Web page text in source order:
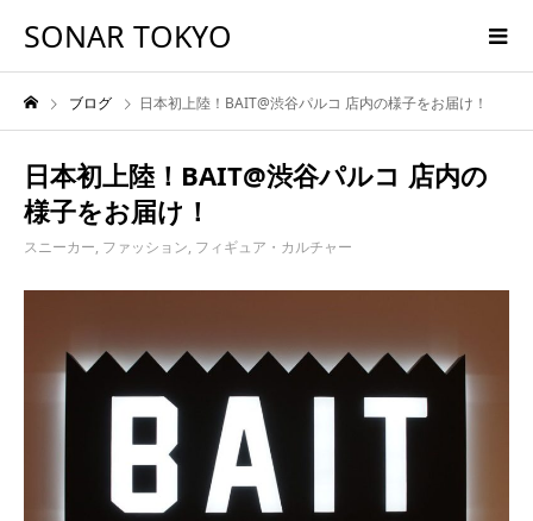
SONAR TOKYO
ブログ 日本初上陸！BAIT@渋谷パルコ 店内の様子をお届け！
日本初上陸！BAIT@渋谷パルコ 店内の
様子をお届け！
スニーカー, ファッション, フィギュア・カルチャー